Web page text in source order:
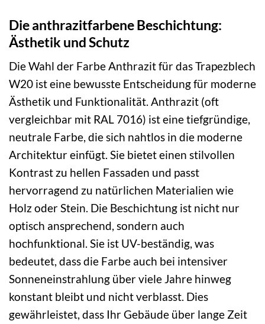
Die anthrazitfarbene Beschichtung:
Ästhetik und Schutz
Die Wahl der Farbe Anthrazit für das Trapezblech
W20 ist eine bewusste Entscheidung für moderne
Ästhetik und Funktionalität. Anthrazit (oft
vergleichbar mit RAL 7016) ist eine tiefgründige,
neutrale Farbe, die sich nahtlos in die moderne
Architektur einfügt. Sie bietet einen stilvollen
Kontrast zu hellen Fassaden und passt
hervorragend zu natürlichen Materialien wie
Holz oder Stein. Die Beschichtung ist nicht nur
optisch ansprechend, sondern auch
hochfunktional. Sie ist UV-beständig, was
bedeutet, dass die Farbe auch bei intensiver
Sonneneinstrahlung über viele Jahre hinweg
konstant bleibt und nicht verblasst. Dies
gewährleistet, dass Ihr Gebäude über lange Zeit